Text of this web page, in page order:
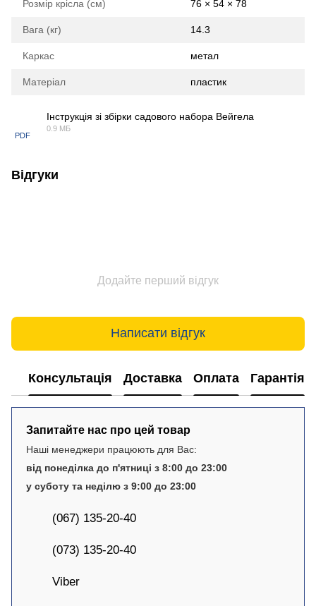
Розмір крісла (см) 76 × 54 × 78
Вага (кг) 14.3
Каркас метал
Матеріал пластик
PDF
Інструкція зі збірки садового набора Вейгела
0.9 МБ
Відгуки
Додайте перший відгук
Написати відгук
Консультація Доставка Оплата Гарантія
Запитайте нас про цей товар
Наші менеджери працюють для Вас:
від понеділка до п'ятниці з 8:00 до 23:00
у суботу та неділю з 9:00 до 23:00
(067) 135-20-40
(073) 135-20-40
Viber